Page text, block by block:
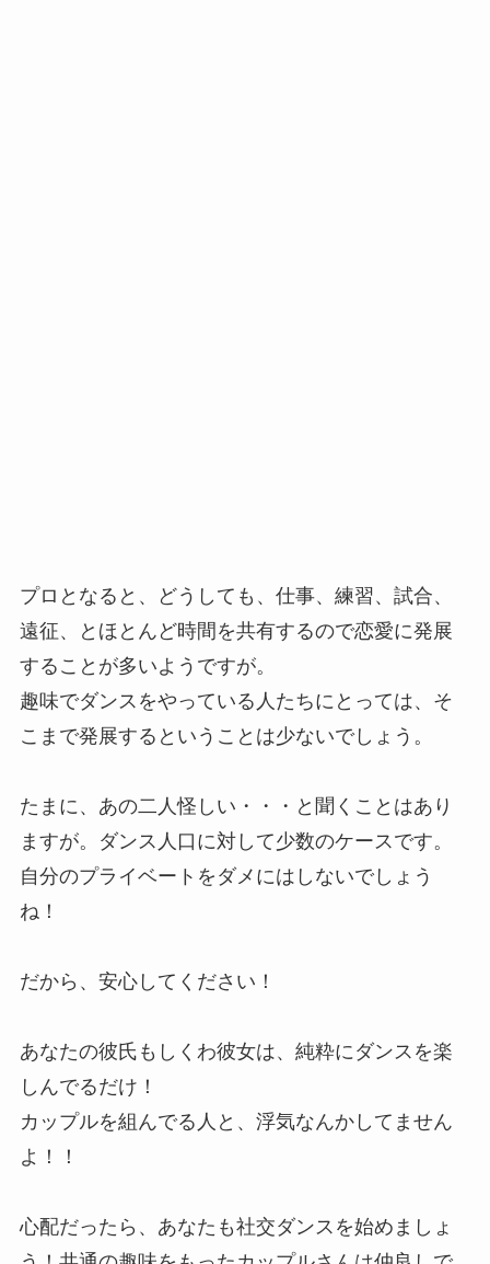
プロとなると、どうしても、仕事、練習、試合、
遠征、とほとんど時間を共有するので恋愛に発展
することが多いようですが。
趣味でダンスをやっている人たちにとっては、そ
こまで発展するということは少ないでしょう。
たまに、あの二人怪しい・・・と聞くことはあり
ますが。ダンス人口に対して少数のケースです。
自分のプライベートをダメにはしないでしょう
ね！
だから、安心してください！
あなたの彼氏もしくわ彼女は、純粋にダンスを楽
しんでるだけ！
カップルを組んでる人と、浮気なんかしてません
よ！！
心配だったら、あなたも社交ダンスを始めましょ